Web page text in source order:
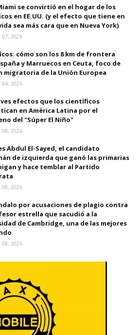
se convirtió en el hogar de los
en EE.UU. (y el efecto que tiene en
sea más cara que en Nueva York)
2026
cómo son los 8 km de frontera
y Marruecos en Ceuta, foco de
migratoria de la Unión Europea
2026
efectos que los científicos
en América Latina por el
del "Súper El Niño"
2026
Abdul El-Sayed, el candidato
de izquierda que ganó las primarias
y hace temblar al Partido
2026
por acusaciones de plagio contra
estrella que sacudió a la
de Cambridge, una de las mejores
2026